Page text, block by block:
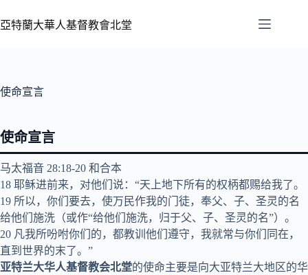
亞特蘭大華人基督教會北堂
使命宣言
使命宣言
‪马太福音 ‬28:18-20 和合本
18 耶稣进前来，对他们说：“天上地下所有的权柄都赐给我了。
19 所以，你们要去，使万民作我的门徒，奉父、子、圣灵的名
给他们施洗（或作“给他们施洗，归于父、子、圣灵的名”）。
20 凡我所吩咐你们的，都教训他们遵守，我就常与你们同在，
直到世界的末了。”
亚特兰大华人基督教会北堂的使命主要是向大亚特兰大地区的华